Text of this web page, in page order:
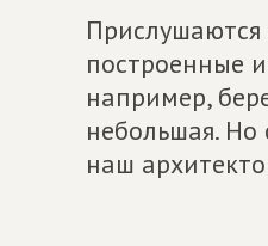
построенные
например,
небольшая.
наш